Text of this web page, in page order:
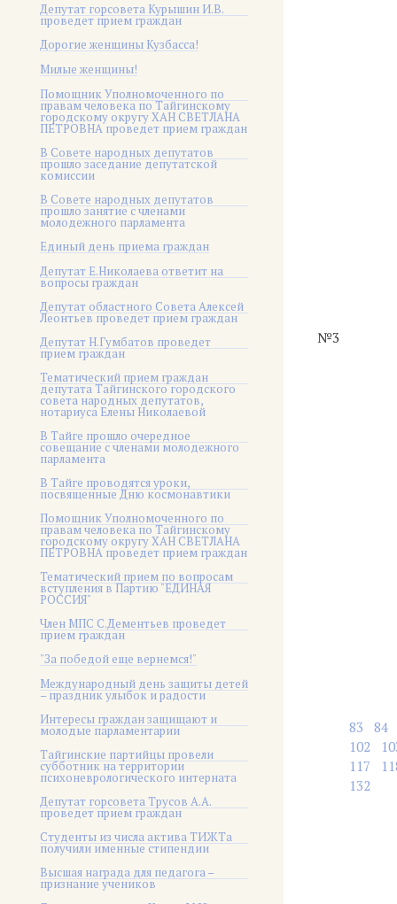
Депутат горсовета Курышин И.В.
проведет прием граждан
Дорогие женщины Кузбасса!
Милые женщины!
Помощник Уполномоченного по
правам человека по Тайгинскому
городскому округу ХАН СВЕТЛАНА
ПЕТРОВНА проведет прием граждан
В Совете народных депутатов
прошло заседание депутатской
комиссии
В Совете народных депутатов
прошло занятие с членами
молодежного парламента
Единый день приема граждан
Депутат Е.Николаева ответит на
вопросы граждан
Депутат областного Совета Алексей
Леонтьев проведет прием граждан
Депутат Н.Гумбатов проведет
прием граждан
Тематический прием граждан
депутата Тайгинского городского
совета народных депутатов,
нотариуса Елены Николаевой
В Тайге прошло очередное
совещание с членами молодежного
парламента
В Тайге проводятся уроки,
посвященные Дню космонавтики
Помощник Уполномоченного по
правам человека по Тайгинскому
городскому округу ХАН СВЕТЛАНА
ПЕТРОВНА проведет прием граждан
Тематический прием по вопросам
вступления в Партию "ЕДИНАЯ
РОССИЯ"
Член МПС С.Дементьев проведет
прием граждан
"За победой еще вернемся!"
Международный день защиты детей
– праздник улыбок и радости
Интересы граждан защищают и
молодые парламентарии
Тайгинские партийцы провели
субботник на территории
психоневрологического интерната
Депутат горсовета Трусов А.А.
проведет прием граждан
Студенты из числа актива ТИЖТа
получили именные стипендии
Высшая награда для педагога –
признание учеников
№3
83
84
102
117
132